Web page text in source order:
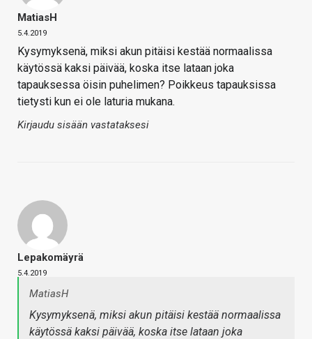
MatiasH
5.4.2019
Kysymyksenä, miksi akun pitäisi kestää normaalissa
käytössä kaksi päivää, koska itse lataan joka
tapauksessa öisin puhelimen? Poikkeus tapauksissa
tietysti kun ei ole laturia mukana.
Kirjaudu sisään vastataksesi
Lepakomäyrä
5.4.2019
MatiasH
Kysymyksenä, miksi akun pitäisi kestää normaalissa
käytössä kaksi päivää, koska itse lataan joka